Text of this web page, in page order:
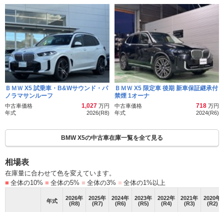
ＢＭＷ X5 試乗車・B&Wサウンド・パ
ノラマサンルーフ
中古車価格 1,027 万円
年式
2026(R8)
ＢＭＷ X5 限定車 後期 新車保証継承付
禁煙 1オーナ
中古車価格 718 万円
年式
2024(R6)
BMW X5の中古車在庫一覧を全て見る
相場表
在庫量に合わせて色を変えています。
■ 全体の10% ■ 全体の5% ■ 全体の3% ■ 全体の1%以上
年式 2026年
(R8)
2025年
(R7)
2024年
(R6)
2023年
(R5)
2022年
(R4)
2021年
(R3)
2020年
(R2)